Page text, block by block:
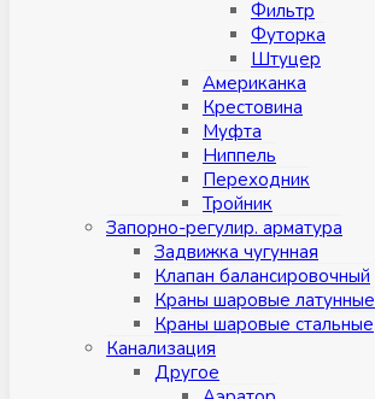
Фильтр
Футорка
Штуцер
Американка
Крестовина
Муфта
Ниппель
Переходник
Тройник
Запорно-регулир. арматура
Задвижка чугунная
Клапан балансировочный
Краны шаровые латунные
Краны шаровые стальные
Канализация
Другое